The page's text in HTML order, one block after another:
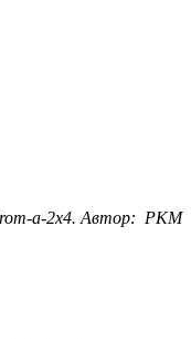
a-2x4. Автор: PKM